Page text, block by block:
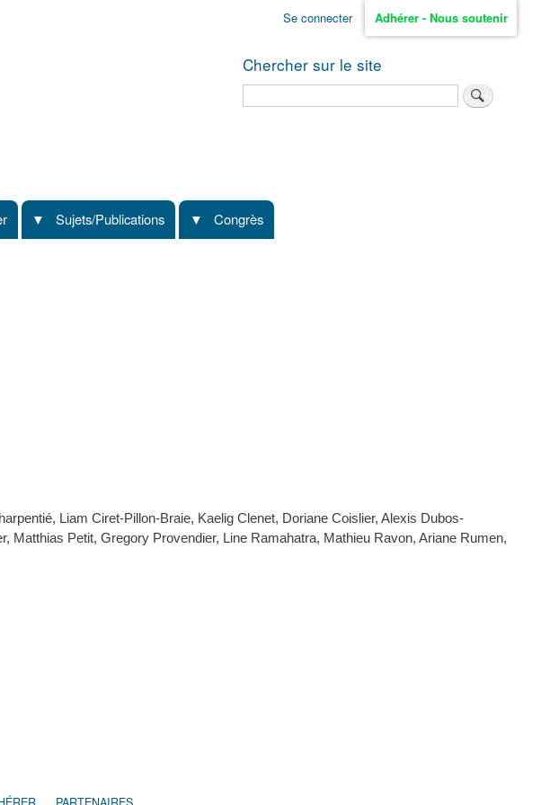
Se connecter Adhérer - Nous soutenir
Chercher sur le site
Sujets/Publications Congrès
Liam Ciret-Pillon-Braie, Kaelig Clenet, Doriane Coislier, Alexis Dubos-
Matthias Petit, Gregory Provendier, Line Ramahatra, Mathieu Ravon, Ariane Rumen,